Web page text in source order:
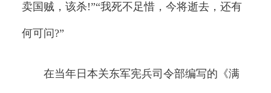
卖国贼，该杀!”“我死不足惜，今将逝去，还有
何可问?”
在当年日本关东军宪兵司令部编写的《满